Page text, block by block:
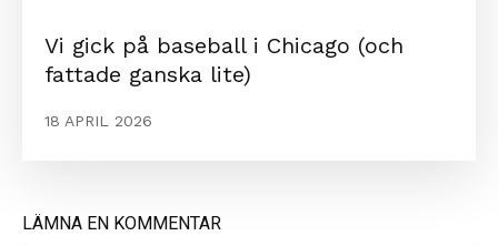
Vi gick på baseball i Chicago (och
fattade ganska lite)
18 APRIL 2026
LÄMNA EN KOMMENTAR